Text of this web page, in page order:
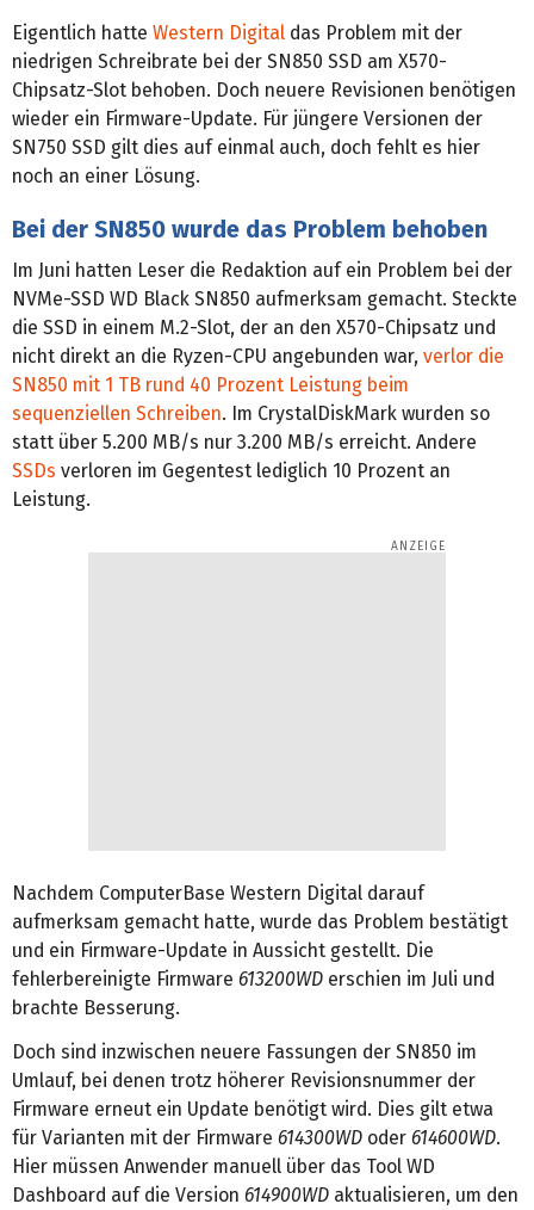
Eigentlich hatte Western Digital das Problem mit der
niedrigen Schreibrate bei der SN850 SSD am X570-
Chipsatz-Slot behoben. Doch neuere Revisionen benötigen
wieder ein Firmware-Update. Für jüngere Versionen der
SN750 SSD gilt dies auf einmal auch, doch fehlt es hier
noch an einer Lösung.
Bei der SN850 wurde das Problem behoben
Im Juni hatten Leser die Redaktion auf ein Problem bei der
NVMe-SSD WD Black SN850 aufmerksam gemacht. Steckte
die SSD in einem M.2-Slot, der an den X570-Chipsatz und
nicht direkt an die Ryzen-CPU angebunden war, verlor die
SN850 mit 1 TB rund 40 Prozent Leistung beim
sequenziellen Schreiben. Im CrystalDiskMark wurden so
statt über 5.200 MB/s nur 3.200 MB/s erreicht. Andere
SSDs verloren im Gegentest lediglich 10 Prozent an
Leistung.
Nachdem ComputerBase Western Digital darauf
aufmerksam gemacht hatte, wurde das Problem bestätigt
und ein Firmware-Update in Aussicht gestellt. Die
fehlerbereinigte Firmware 613200WD erschien im Juli und
brachte Besserung.
Doch sind inzwischen neuere Fassungen der SN850 im
Umlauf, bei denen trotz höherer Revisionsnummer der
Firmware erneut ein Update benötigt wird. Dies gilt etwa
für Varianten mit der Firmware 614300WD oder 614600WD.
Hier müssen Anwender manuell über das Tool WD
Dashboard auf die Version 614900WD aktualisieren, um den